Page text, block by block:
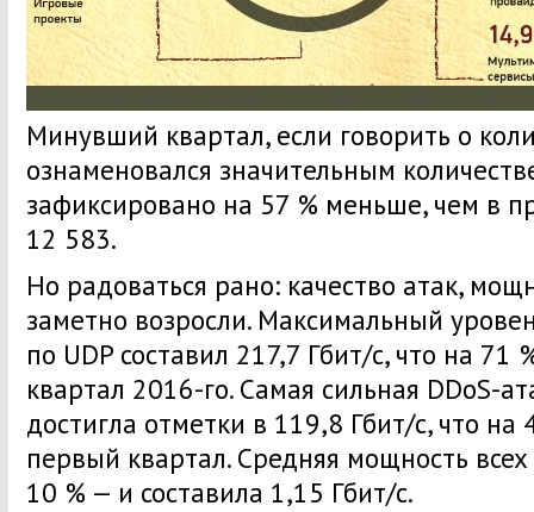
Минувший квартал, если говорить о
ознаменовался значительным
зафиксировано на 57 % меньше, чем в
12 583.
Но радоваться рано: качество атак,
заметно возросли. Максимальный
по UDP составил 217,7 Гбит/с, что на
квартал 2016-го. Самая сильная DDoS-
достигла отметки в 119,8 Гбит/с, что
первый квартал. Средняя мощность
10 % — и составила 1,15 Гбит/с.